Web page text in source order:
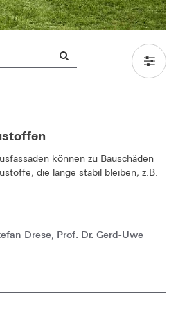
können zu Bauschäden
die lange stabil bleiben, z.B.
Drese, Prof. Dr. Gerd-Uwe